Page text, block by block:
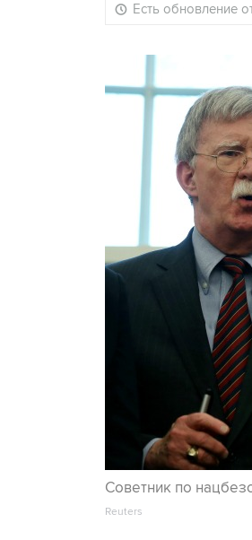
Есть обновление
Советник по
Reuters